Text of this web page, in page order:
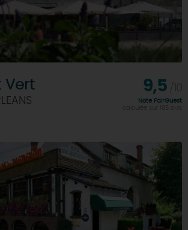
Vert 9,5
Note FairGuest
calculée sur 185 avis